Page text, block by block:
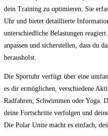
dein Training zu optimieren. Sie
Uhr und bietet detaillierte
unterschiedliche Belastungen
anpassen und sicherstellen, dass du
herausholst.
Die Sportuhr verfügt ‌über ⁤eine
es dir ermöglichen, verschiedene
Radfahren, Schwimmen oder Yoga.
⁣deine Fortschritte verfolgen und
Die Polar Unite‍ macht es einfach,